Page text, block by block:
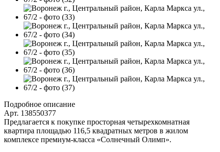
Подробное описание
Арт. 138550377
Предлагается к покупке просторная четырехкомнатная
квартира площадью 116,5 квадратных метров в жилом
комплексе премиум-класса «Солнечный Олимп».